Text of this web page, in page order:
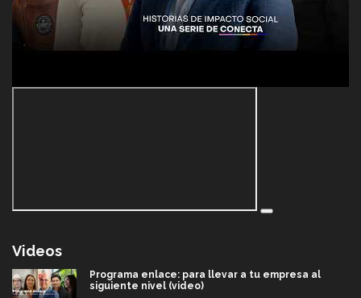
Videos
Programa enlace: para llevar a tu empresa al
siguiente nivel (video)